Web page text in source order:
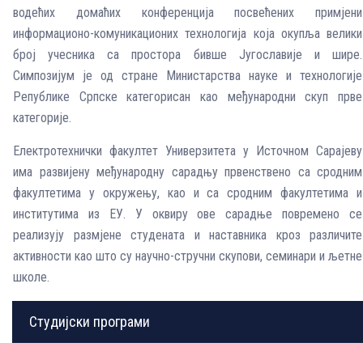
водећих домаћих конференција посвећених примјени
информационо-комуникационих технологија која окупља велики
број учесника са простора бивше Југославије и шире.
Симпозијум је од стране Министарства науке и технологије
Републике Српске категорисан као међународни скуп прве
категорије.
Електротехнички факултет Универзитета у Источном Сарајеву
има развијену међународну сарадњу првенствено са сродним
факултетима у окружењу, као и са сродним факултетима и
институтима из ЕУ. У оквиру ове сарадње повремено се
реализују размјене студената и наставника кроз различите
активности као што су научно-стручни скупови, семинари и љетне
школе.
Студијски програми